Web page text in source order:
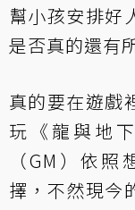
幫小孩安排好
是否真的還有
真的要在遊戲
玩《龍與地下
（GM）依
擇，不然現今